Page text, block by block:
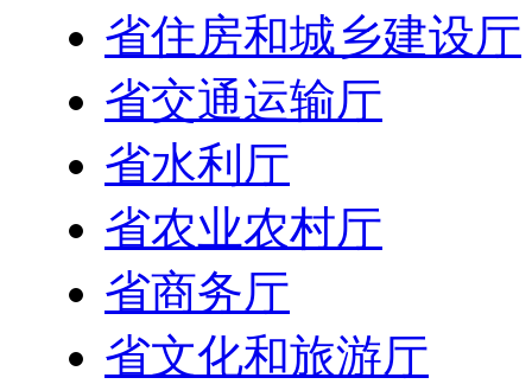
省住房和城乡建设厅
省交通运输厅
省水利厅
省农业农村厅
省商务厅
省文化和旅游厅